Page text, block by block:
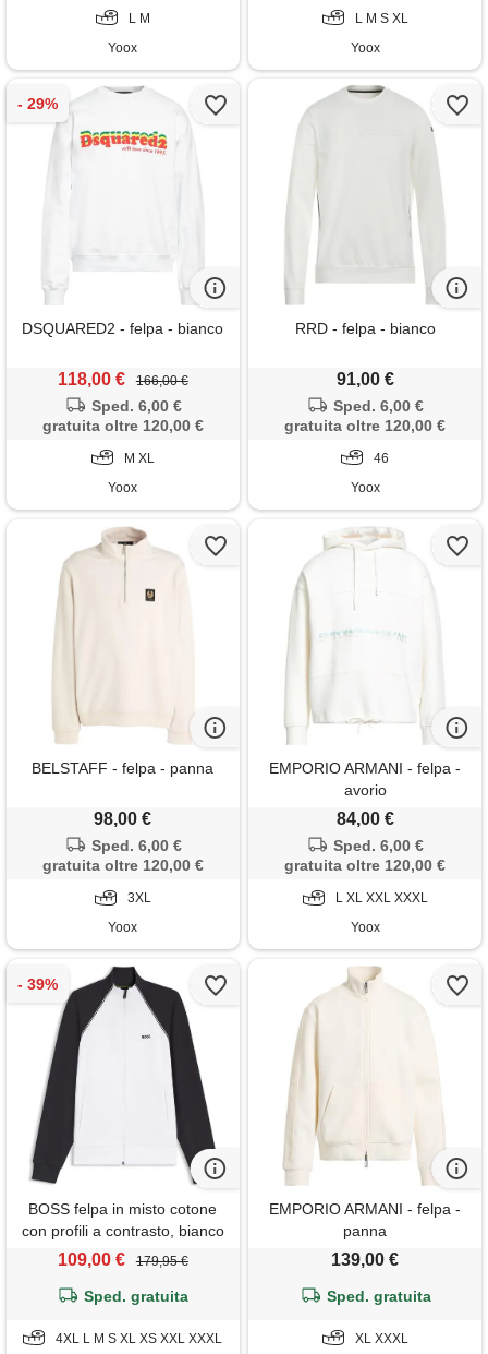
L M
Yoox
L M S XL
Yoox
DSQUARED2 - felpa - bianco
118,00 € 166,00 €
Sped. 6,00 €
gratuita oltre 120,00 €
M XL
Yoox
RRD - felpa - bianco
91,00 €
Sped. 6,00 €
gratuita oltre 120,00 €
46
Yoox
BELSTAFF - felpa - panna
98,00 €
Sped. 6,00 €
gratuita oltre 120,00 €
3XL
Yoox
EMPORIO ARMANI - felpa -
avorio
84,00 €
Sped. 6,00 €
gratuita oltre 120,00 €
L XL XXL XXXL
Yoox
BOSS felpa in misto cotone
con profili a contrasto, bianco
/ blu scuro
109,00 € 179,95 €
Sped. gratuita
4XL L M S XL XS XXL XXXL
EMPORIO ARMANI - felpa -
panna
139,00 €
Sped. gratuita
XL XXXL